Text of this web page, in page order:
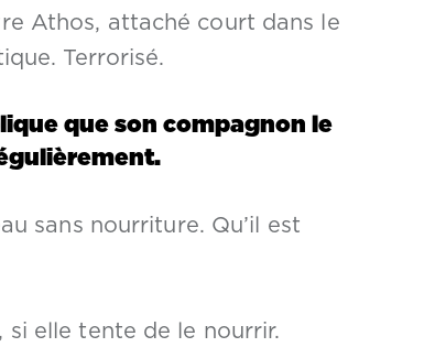
Athos, attaché court dans le
Terrorisé.
que son compagnon le
sans nourriture. Qu’il est
si elle tente de le nourrir.